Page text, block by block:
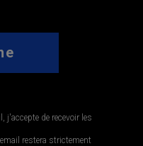
j'accepte de recevoir les
restera strictement